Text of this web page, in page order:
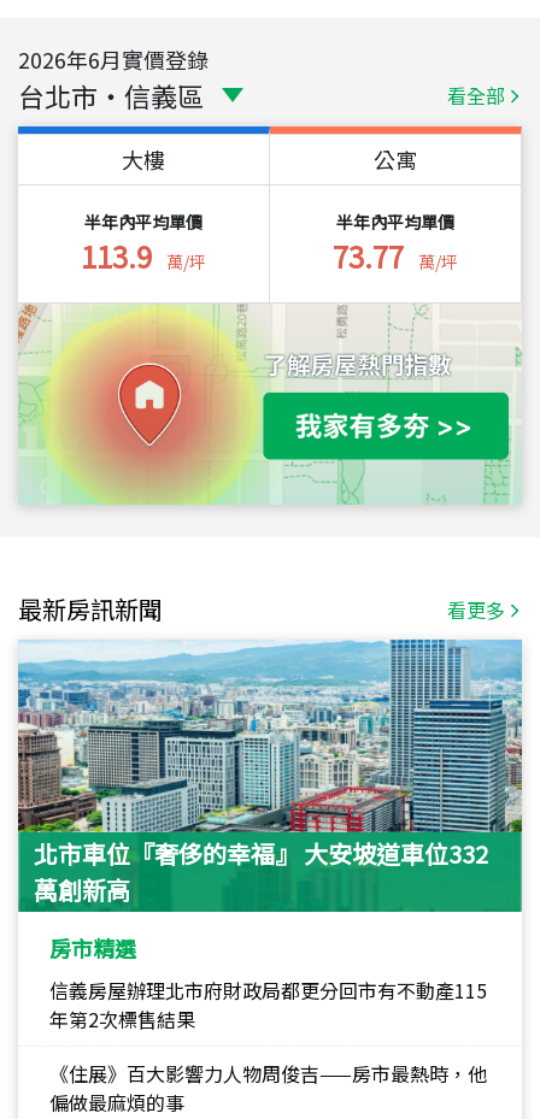
2026年6月實價登錄
台北市 ・ 信義區 看全部
大樓
半年內平均單價
113.9 萬/坪
公寓
半年內平均單價
73.77 萬/坪
最新房訊新聞 看更多
北市車位『奢侈的幸福』 大安坡道車位332
萬創新高
房市精選
信義房屋辦理北市府財政局都更分回市有不動產115
年第2次標售結果
《住展》百大影響力人物周俊吉——房市最熱時，他
偏做最麻煩的事